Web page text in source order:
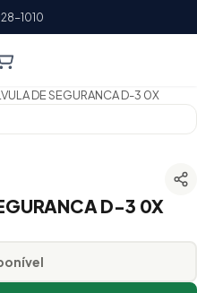
1010
DE SEGURANCA D-3 0X
D-3 0X